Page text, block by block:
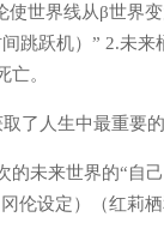
使世界线从β世界
跳跃机）” 2.未
亡。
了人生中最重要
的未来世界的“自
伦设定）（红莉